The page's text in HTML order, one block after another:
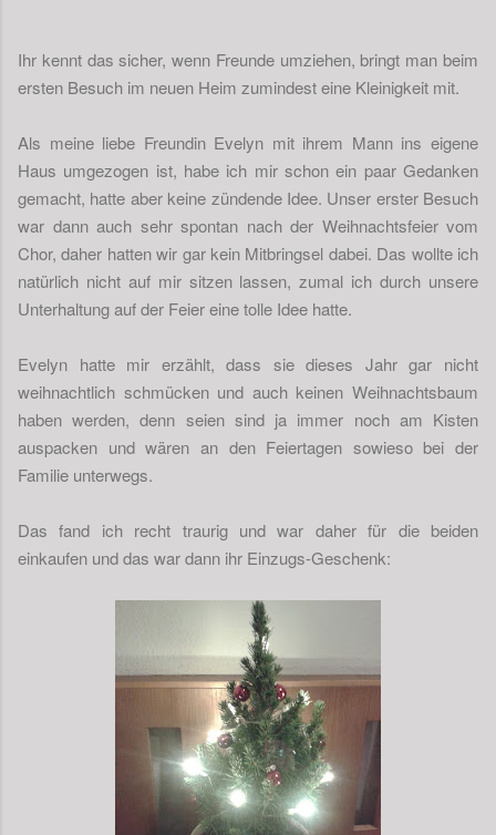
Ihr kennt das sicher, wenn Freunde umziehen, bringt man beim
ersten Besuch im neuen Heim zumindest eine Kleinigkeit mit.
Als meine liebe Freundin Evelyn mit ihrem Mann ins eigene
Haus umgezogen ist, habe ich mir schon ein paar Gedanken
gemacht, hatte aber keine zündende Idee. Unser erster Besuch
war dann auch sehr spontan nach der Weihnachtsfeier vom
Chor, daher hatten wir gar kein Mitbringsel dabei. Das wollte ich
natürlich nicht auf mir sitzen lassen, zumal ich durch unsere
Unterhaltung auf der Feier eine tolle Idee hatte.
Evelyn hatte mir erzählt, dass sie dieses Jahr gar nicht
weihnachtlich schmücken und auch keinen Weihnachtsbaum
haben werden, denn seien sind ja immer noch am Kisten
auspacken und wären an den Feiertagen sowieso bei der
Familie unterwegs.
Das fand ich recht traurig und war daher für die beiden
einkaufen und das war dann ihr Einzugs-Geschenk: